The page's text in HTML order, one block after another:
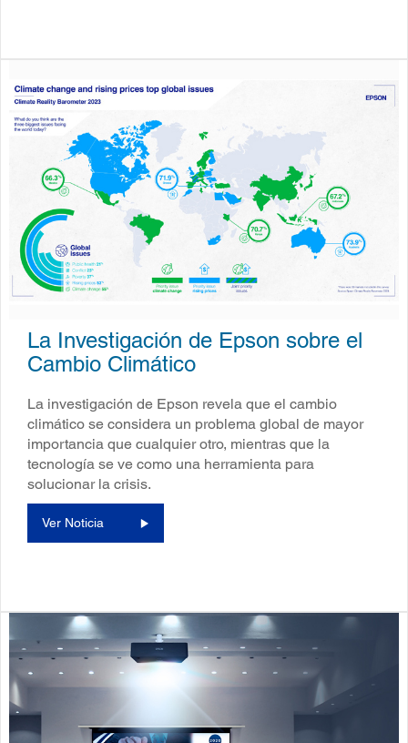
La Investigación de Epson sobre el
Cambio Climático
La investigación de Epson revela que el cambio
climático se considera un problema global de mayor
importancia que cualquier otro, mientras que la
tecnología se ve como una herramienta para
solucionar la crisis.
Ver Noticia